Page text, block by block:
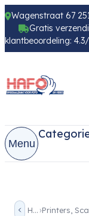
Wagenstraat 67
Gratis
klantbeoordeling:
Menu
Home